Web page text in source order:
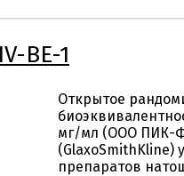
BE-1
Открытое
мг/мл (ООО ПИК-
(GlaxoSmithKline)
препаратов